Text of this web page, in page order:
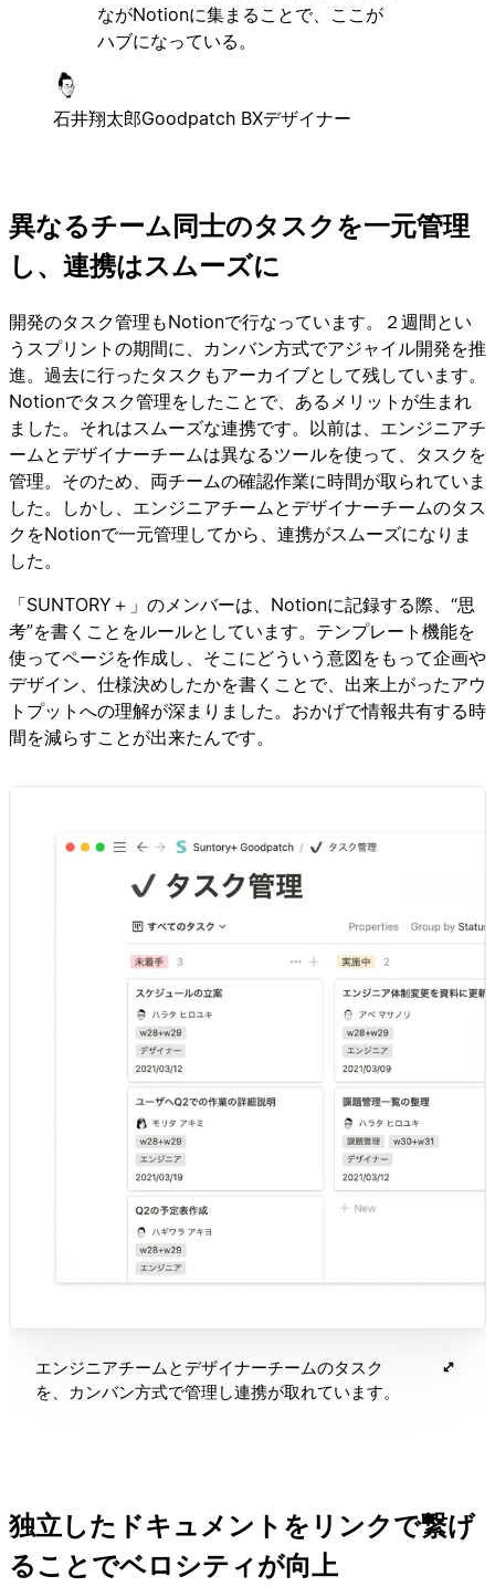
ながNotionに集まることで、ここが
ハブになっている。
石井翔太郎Goodpatch BXデザイナー
異なるチーム同士のタスクを一元管理
し、連携はスムーズに
開発のタスク管理もNotionで行なっています。２週間とい
うスプリントの期間に、カンバン方式でアジャイル開発を推
進。過去に行ったタスクもアーカイブとして残しています。
Notionでタスク管理をしたことで、あるメリットが生まれ
ました。それはスムーズな連携です。以前は、エンジニアチ
ームとデザイナーチームは異なるツールを使って、タスクを
管理。そのため、両チームの確認作業に時間が取られていま
した。しかし、エンジニアチームとデザイナーチームのタス
クをNotionで一元管理してから、連携がスムーズになりま
した。
「SUNTORY＋」のメンバーは、Notionに記録する際、“思
考”を書くことをルールとしています。テンプレート機能を
使ってページを作成し、そこにどういう意図をもって企画や
デザイン、仕様決めしたかを書くことで、出来上がったアウ
トプットへの理解が深まりました。おかげで情報共有する時
間を減らすことが出来たんです。
エンジニアチームとデザイナーチームのタスク
を、カンバン方式で管理し連携が取れています。
独立したドキュメントをリンクで繋げ
ることでベロシティが向上